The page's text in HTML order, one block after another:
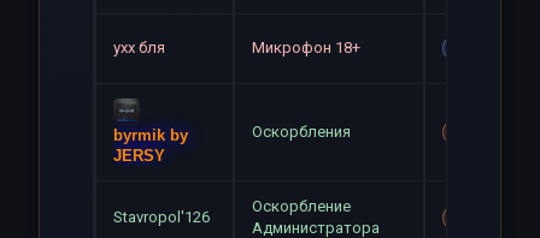
ухх бля Микрофон 18+
byrmik by
JERSY
Оскорбления
Stavropol'126
Оскорбление
Администратора